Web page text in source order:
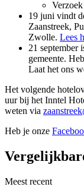
19 juni vindt
Zaanstreek,
Zwolle. Lees
21 september
gemeente.
Laat het ons
Het volgende
uur bij het Inntel
weten via
Heb je onze
Meest recent